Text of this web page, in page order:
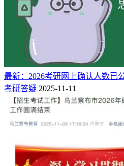
最新：2026考研网上确认人数已
考研答疑 2025-11-11